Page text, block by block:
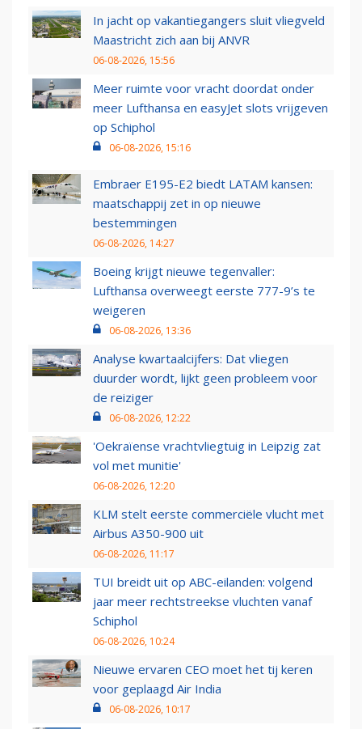
In jacht op vakantiegangers sluit vliegveld
Maastricht zich aan bij ANVR
06-08-2026, 15:56
Meer ruimte voor vracht doordat onder
meer Lufthansa en easyJet slots vrijgeven
op Schiphol
06-08-2026, 15:16
Embraer E195-E2 biedt LATAM kansen:
maatschappij zet in op nieuwe
bestemmingen
06-08-2026, 14:27
Boeing krijgt nieuwe tegenvaller:
Lufthansa overweegt eerste 777-9’s te
weigeren
06-08-2026, 13:36
Analyse kwartaalcijfers: Dat vliegen
duurder wordt, lijkt geen probleem voor
de reiziger
06-08-2026, 12:22
'Oekraïense vrachtvliegtuig in Leipzig zat
vol met munitie'
06-08-2026, 12:20
KLM stelt eerste commerciële vlucht met
Airbus A350-900 uit
06-08-2026, 11:17
TUI breidt uit op ABC-eilanden: volgend
jaar meer rechtstreekse vluchten vanaf
Schiphol
06-08-2026, 10:24
Nieuwe ervaren CEO moet het tij keren
voor geplaagd Air India
06-08-2026, 10:17